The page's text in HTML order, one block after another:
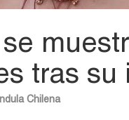
tras su
Chilena